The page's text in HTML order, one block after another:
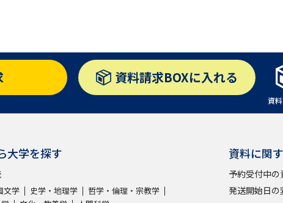
資料請求BOXに入れる
資
大学を探す
文学 史学・地理学
哲学・倫理・宗教学
資料に関
予約受付中の
発送開始日の